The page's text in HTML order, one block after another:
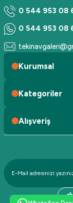
0 544 953 08
0 544 953 08
Kurumsal
Kategoriler
Alışveriş